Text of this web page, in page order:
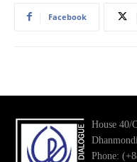
Facebook
House 40/
Phone: